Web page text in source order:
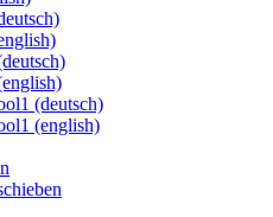
(deutsch)
(english)